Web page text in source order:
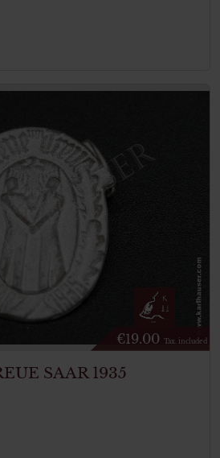
€19.00 Tax. included
SAAR 1935